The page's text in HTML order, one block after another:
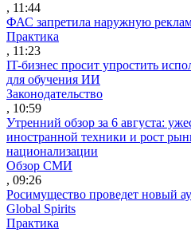
, 11:44
ФАС запретила наружную
Практика
, 11:23
IT-бизнес просит упростить
для обучения ИИ
Законодательство
, 10:59
Утренний обзор за 6 августа:
иностранной техники и рост
национализации
Обзор СМИ
, 09:26
Росимущество проведет новый
Global Spirits
Практика